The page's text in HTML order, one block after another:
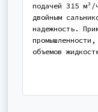
подачей 315
двойным
надежность.
объемов